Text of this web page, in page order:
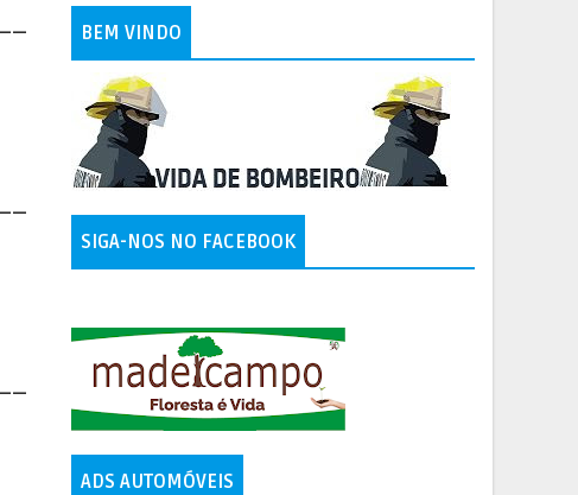
BEM VINDO
SIGA-NOS NO FACEBOOK
ADS AUTOMÓVEIS